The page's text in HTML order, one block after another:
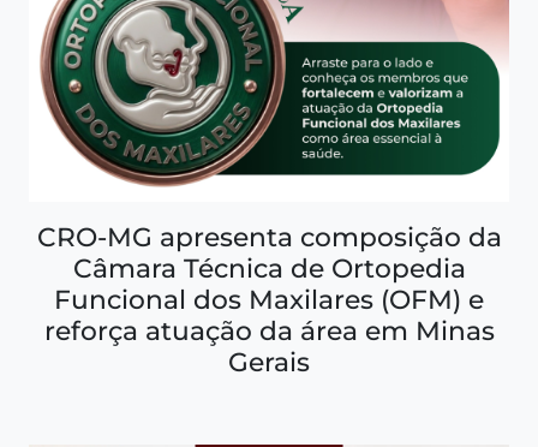
CRO-MG apresenta composição da
Câmara Técnica de Ortopedia
Funcional dos Maxilares (OFM) e
reforça atuação da área em Minas
Gerais